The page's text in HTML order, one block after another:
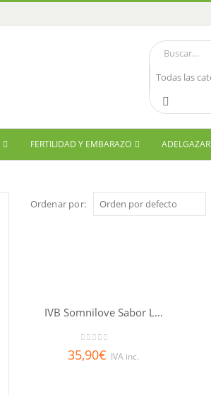
FERTILIDAD Y EMBARAZO ADELGAZAR
Ordenar por:
IVB Somnilove Sabor Limón 210gr
0 out of 5
35,90€ IVA inc.